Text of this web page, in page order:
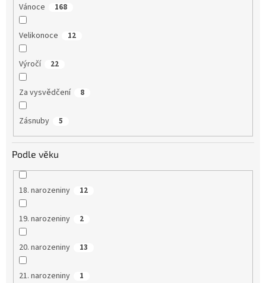
Vánoce 168
Velikonoce 12
Výročí 22
Za vysvědčení 8
Zásnuby 5
Podle věku
18. narozeniny 12
19. narozeniny 2
20. narozeniny 13
21. narozeniny 1